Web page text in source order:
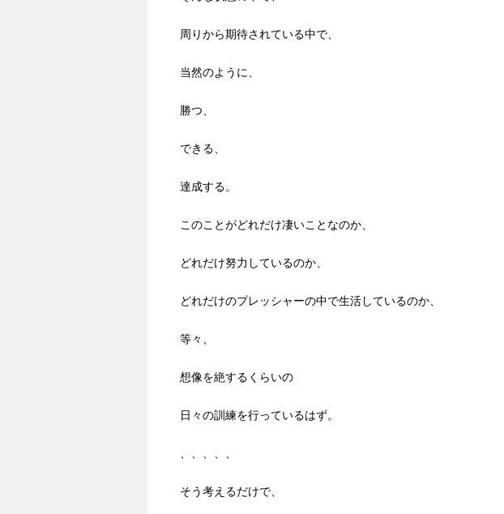
周りから期待されている中で、
当然のように、
勝つ、
できる、
達成する。
このことがどれだけ凄いことなのか、
どれだけ努力しているのか、
どれだけのプレッシャーの中で生活しているのか、
等々、
想像を絶するくらいの
日々の訓練を行っているはず。
そう考えるだけで、